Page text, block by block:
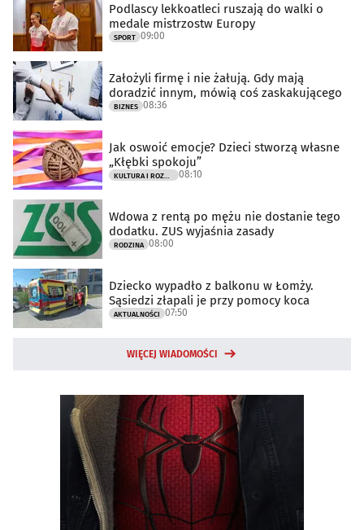
Podlascy lekkoatleci ruszają do walki o
medale mistrzostw Europy
SPORT 09:00
Założyli firmę i nie żałują. Gdy mają
doradzić innym, mówią coś zaskakującego
BIZNES 08:36
Jak oswoić emocje? Dzieci stworzą własne
„Kłębki spokoju”
08:10
Wdowa z rentą po mężu nie dostanie tego
dodatku. ZUS wyjaśnia zasady
RODZINA 08:00
Dziecko wypadło z balkonu w Łomży.
Sąsiedzi złapali je przy pomocy koca
AKTUALNOŚCI 07:50
WIĘCEJ WIADOMOŚCI